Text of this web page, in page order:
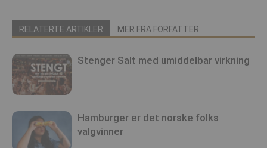
RELATERTE ARTIKLER MER FRA FORFATTER
Stenger Salt med umiddelbar virkning
Hamburger er det norske folks
valgvinner